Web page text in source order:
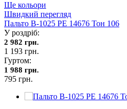
Ще кольори
Швидкий перегляд
Пальто В-1025 PE 14676 Тон 106
У роздріб:
2 982 грн.
1 193 грн.
Гуртом:
1 988 грн.
795 грн.